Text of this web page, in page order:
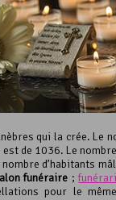
qui la crée. Le
de 1036. Le
d’habitants
funéraire ;
pour le